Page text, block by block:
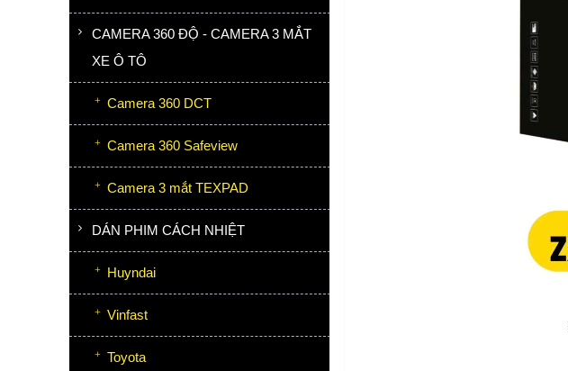
CAMERA 360 ĐỘ - CAMERA 3 MẮT
XE Ô TÔ
Camera 360 DCT
Camera 360 Safeview
Camera 3 mắt TEXPAD
DÁN PHIM CÁCH NHIỆT
Huyndai
Vinfast
Toyota